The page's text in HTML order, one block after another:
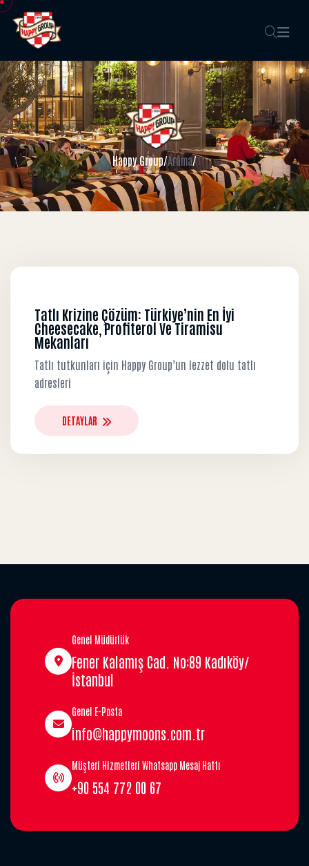
Happy Group/Arama/
Tatlı Krizine Çözüm: Türkiye’nin En İyi
Cheesecake, Profiterol Ve Tiramisu
Mekanları
Tatlı tutkunları için Happy Group’un lezzet dolu tatlı
adresleri
DETAYLAR
Genel Müdürlük
Fener Kalamış Cad. No:89 Kadıköy/
İstanbul
Genel E-Posta
info@happymoons.com.tr
Müşteri Hizmetleri Whatsapp Mesaj Hattı
+90 554 772 00 67